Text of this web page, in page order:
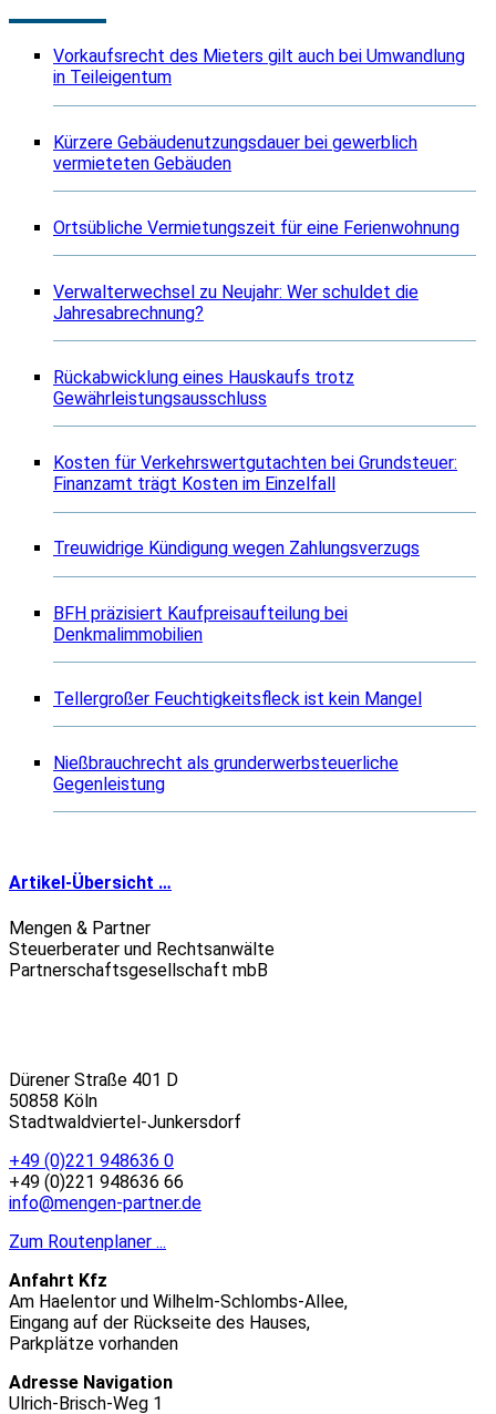
Vorkaufsrecht des Mieters gilt auch bei Umwandlung
in Teileigentum
Kürzere Gebäudenutzungsdauer bei gewerblich
vermieteten Gebäuden
Ortsübliche Vermietungszeit für eine Ferienwohnung
Verwalterwechsel zu Neujahr: Wer schuldet die
Jahresabrechnung?
Rückabwicklung eines Hauskaufs trotz
Gewährleistungsausschluss
Kosten für Verkehrswertgutachten bei Grundsteuer:
Finanzamt trägt Kosten im Einzelfall
Treuwidrige Kündigung wegen Zahlungsverzugs
BFH präzisiert Kaufpreisaufteilung bei
Denkmalimmobilien
Tellergroßer Feuchtigkeitsfleck ist kein Mangel
Nießbrauchrecht als grunderwerbsteuerliche
Gegenleistung
Artikel-Übersicht …
Mengen & Partner
Steuerberater und Rechtsanwälte
Partnerschaftsgesellschaft mbB
Dürener Straße 401 D
50858 Köln
Stadtwaldviertel-Junkersdorf
+49 (0)221 948636 0
+49 (0)221 948636 66
info@mengen-partner.de
Zum Routenplaner ...
Anfahrt Kfz
Am Haelentor und Wilhelm-Schlombs-Allee,
Eingang auf der Rückseite des Hauses,
Parkplätze vorhanden
Adresse Navigation
Ulrich-Brisch-Weg 1